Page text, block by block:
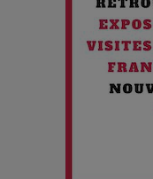
Chien 51 - Quand
futur troublant
Maïra Kerey, la
ans de carrière à la
Les dessous de la